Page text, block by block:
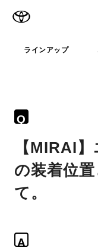
ラインアップ
Q
【MIRAI
の装着位
て。
A